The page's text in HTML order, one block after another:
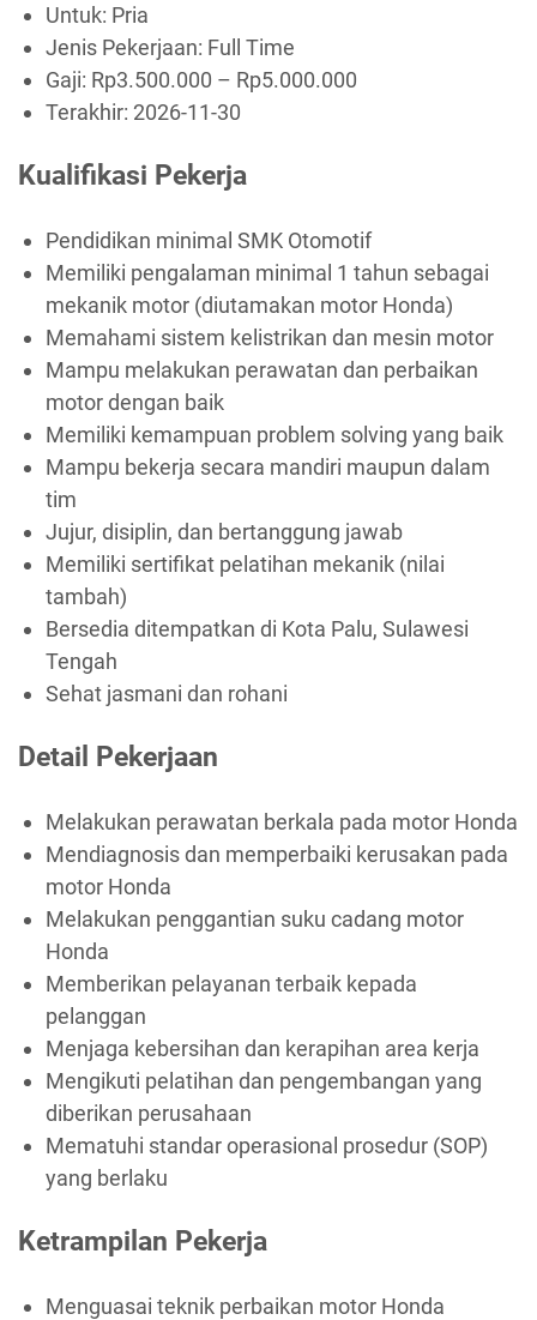
Untuk: Pria
Jenis Pekerjaan: Full Time
Gaji: Rp3.500.000 – Rp5.000.000
Terakhir: 2026-11-30
Kualifikasi Pekerja
Pendidikan minimal SMK Otomotif
Memiliki pengalaman minimal 1 tahun sebagai
mekanik motor (diutamakan motor Honda)
Memahami sistem kelistrikan dan mesin motor
Mampu melakukan perawatan dan perbaikan
motor dengan baik
Memiliki kemampuan problem solving yang baik
Mampu bekerja secara mandiri maupun dalam
tim
Jujur, disiplin, dan bertanggung jawab
Memiliki sertifikat pelatihan mekanik (nilai
tambah)
Bersedia ditempatkan di Kota Palu, Sulawesi
Tengah
Sehat jasmani dan rohani
Detail Pekerjaan
Melakukan perawatan berkala pada motor Honda
Mendiagnosis dan memperbaiki kerusakan pada
motor Honda
Melakukan penggantian suku cadang motor
Honda
Memberikan pelayanan terbaik kepada
pelanggan
Menjaga kebersihan dan kerapihan area kerja
Mengikuti pelatihan dan pengembangan yang
diberikan perusahaan
Mematuhi standar operasional prosedur (SOP)
yang berlaku
Ketrampilan Pekerja
Menguasai teknik perbaikan motor Honda